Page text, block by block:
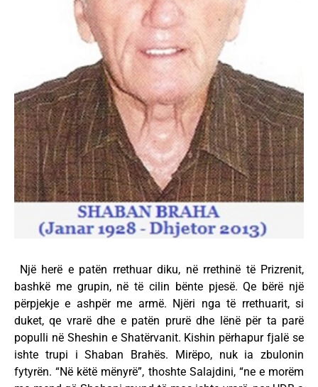
Një herë e patën rrethuar diku, në rrethinë të Prizrenit,
bashkë me grupin, në të cilin bënte pjesë. Qe bërë një
përpjekje e ashpër me armë. Njëri nga të rrethuarit, si
duket, qe vrarë dhe e patën prurë dhe lënë për ta parë
populli në Sheshin e Shatërvanit. Kishin përhapur fjalë se
ishte trupi i Shaban Brahës. Mirëpo, nuk ia zbulonin
fytyrën. “Në këtë mënyrë”, thoshte Salajdini, “ne e morëm